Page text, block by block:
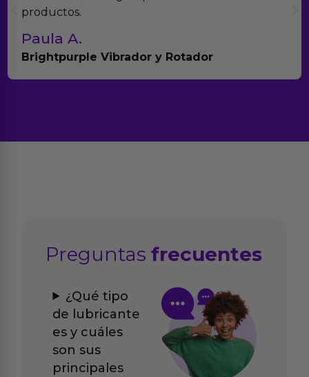
productos.
Paula A.
Brightpurple Vibrador y Rotador
Preguntasfrecuentes
¿Qué tipo
de lubricante
es y cuáles
son sus
principales